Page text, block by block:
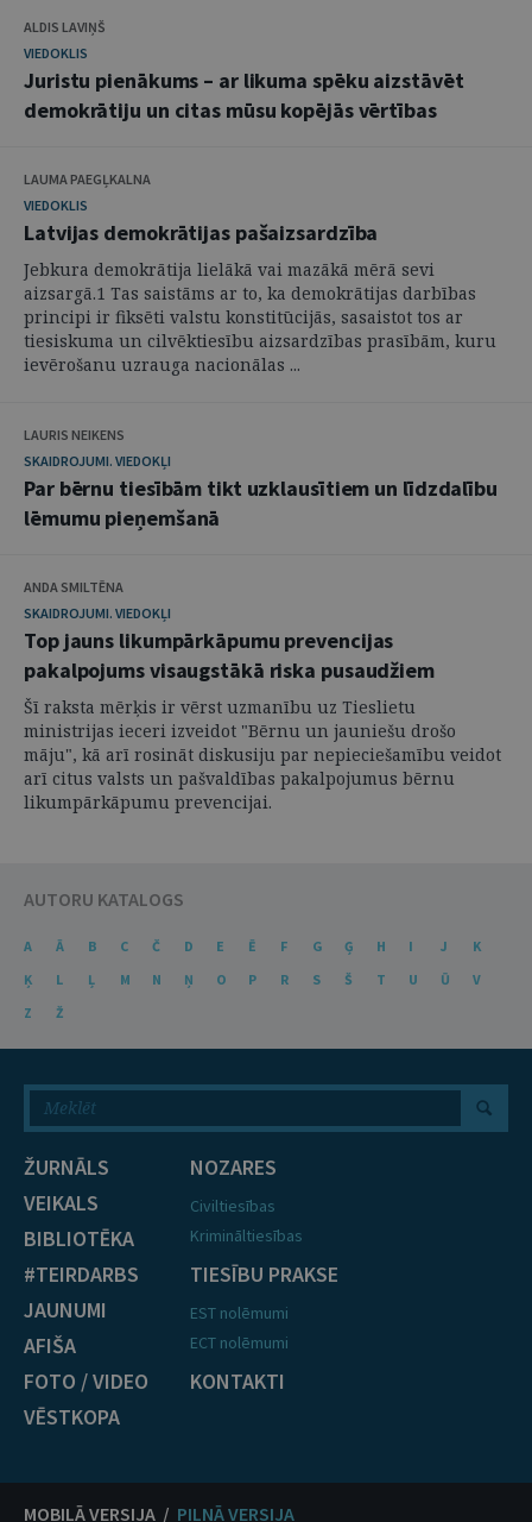
ALDIS LAVIŅŠ
VIEDOKLIS
Juristu pienākums – ar likuma spēku aizstāvēt
demokrātiju un citas mūsu kopējās vērtības
LAUMA PAEGĻKALNA
VIEDOKLIS
Latvijas demokrātijas pašaizsardzība
Jebkura demokrātija lielākā vai mazākā mērā sevi
aizsargā.1 Tas saistāms ar to, ka demokrātijas darbības
principi ir fiksēti valstu konstitūcijās, sasaistot tos ar
tiesiskuma un cilvēktiesību aizsardzības prasībām, kuru
ievērošanu uzrauga nacionālas ...
LAURIS NEIKENS
SKAIDROJUMI. VIEDOKĻI
Par bērnu tiesībām tikt uzklausītiem un līdzdalību
lēmumu pieņemšanā
ANDA SMILTĒNA
SKAIDROJUMI. VIEDOKĻI
Top jauns likumpārkāpumu prevencijas
pakalpojums visaugstākā riska pusaudžiem
Šī raksta mērķis ir vērst uzmanību uz Tieslietu
ministrijas ieceri izveidot "Bērnu un jauniešu drošo
māju", kā arī rosināt diskusiju par nepieciešamību veidot
arī citus valsts un pašvaldības pakalpojumus bērnu
likumpārkāpumu prevencijai.
AUTORU KATALOGS
A Ā B C Č D E Ē F G Ģ H I J
K
Ķ
L Ļ M N Ņ O P R S Š T U Ū
V
Z
Ž
ŽURNĀLS
VEIKALS
BIBLIOTĒKA
#TEIRDARBS
JAUNUMI
AFIŠA
FOTO / VIDEO
VĒSTKOPA
NOZARES
Civiltiesības
Krimināltiesības
TIESĪBU PRAKSE
EST nolēmumi
ECT nolēmumi
KONTAKTI
MOBILĀ VERSIJA / PILNĀ VERSIJA